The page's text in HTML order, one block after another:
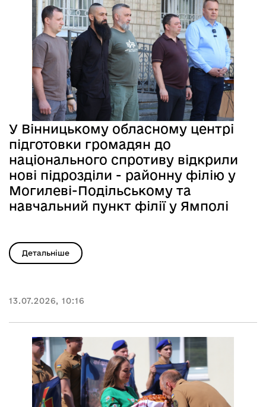
У Вінницькому обласному центрі
підготовки громадян до
національного спротиву відкрили
нові підрозділи - районну філію у
Могилеві-Подільському та
навчальний пункт філії у Ямполі
Детальніше
13.07.2026, 10:16